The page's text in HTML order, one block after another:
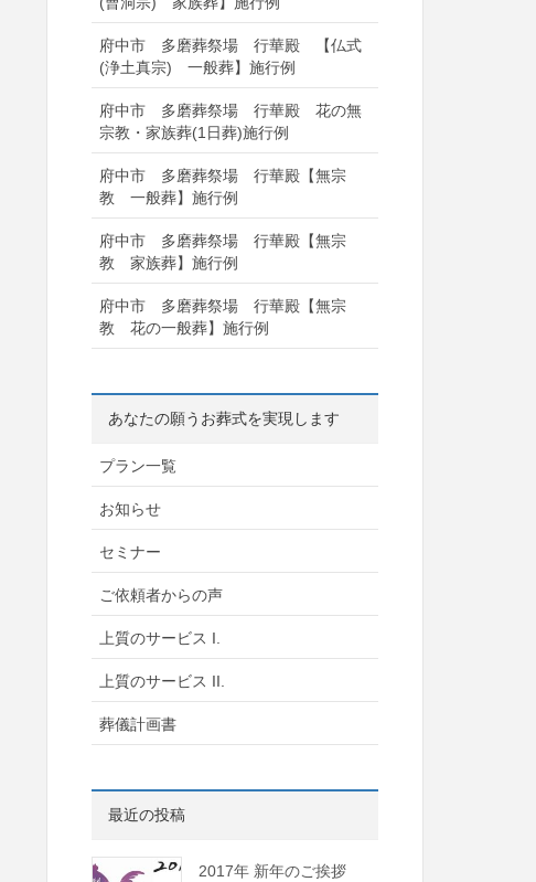
府中市 多磨葬祭場 行華殿 【仏式
(浄土真宗) 一般葬】施行例
府中市 多磨葬祭場 行華殿 花の無
宗教・家族葬(1日葬)施行例
府中市 多磨葬祭場 行華殿【無宗
教 一般葬】施行例
府中市 多磨葬祭場 行華殿【無宗
教 家族葬】施行例
府中市 多磨葬祭場 行華殿【無宗
教 花の一般葬】施行例
あなたの願うお葬式を実現します
プラン一覧
お知らせ
セミナー
ご依頼者からの声
上質のサービス I.
上質のサービス II.
葬儀計画書
最近の投稿
2017年 新年のご挨拶